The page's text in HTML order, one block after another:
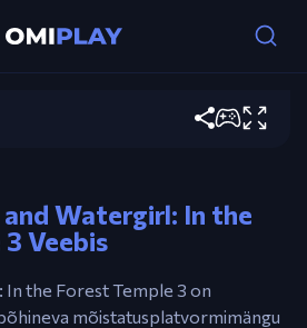
Watergirl: In the Forest
Temple 3
Watergirl: In the
Veebis
the Forest Temple 3 on
mõistatusplatvormimängu